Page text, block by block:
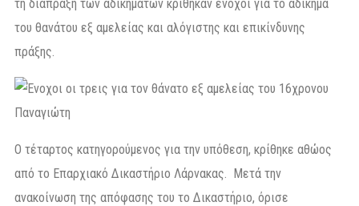
τη διάπραξη των αδικημάτων κρίθηκαν ένοχοι για το αδίκημα
του θανάτου εξ αμελείας και αλόγιστης και επικίνδυνης
πράξης.
Ο τέταρτος κατηγορούμενος για την υπόθεση, κρίθηκε αθώος
από το Επαρχιακό Δικαστήριο Λάρνακας. Μετά την
ανακοίνωση της απόφασης του το Δικαστήριο, όρισε